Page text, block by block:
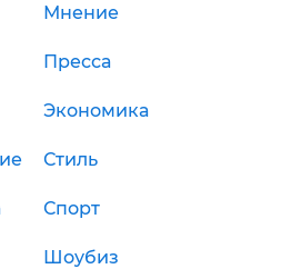
Мнение
Пресса
Экономика
Стиль
Спорт
Шоубиз